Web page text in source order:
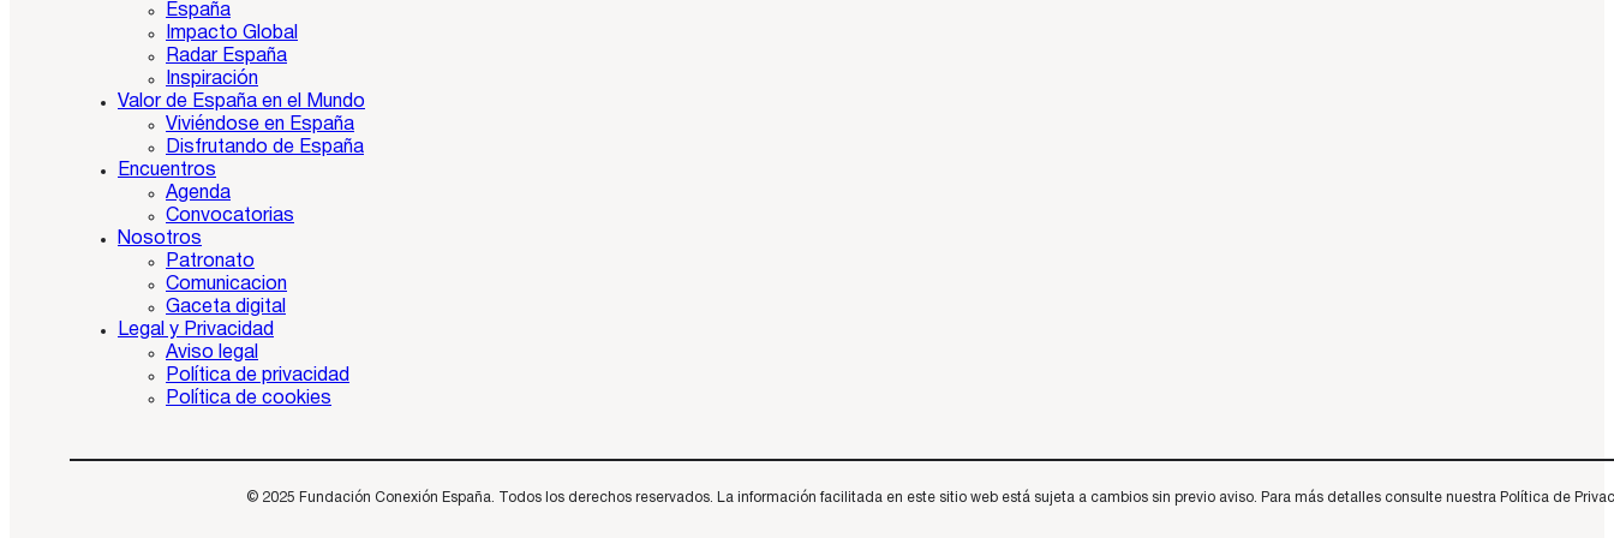
España
Impacto Global
Radar España
Inspiración
Valor de España en el Mundo
Viviéndose en España
Disfrutando de España
Encuentros
Agenda
Convocatorias
Nosotros
Patronato
Comunicacion
Gaceta digital
Legal y Privacidad
Aviso legal
Política de privacidad
Política de cookies
© 2025 Fundación Conexión España. Todos los derechos reservados. La información facilitada en este sitio web está sujeta a cambios sin previo aviso. Para más detalles consulte nuestra Política de